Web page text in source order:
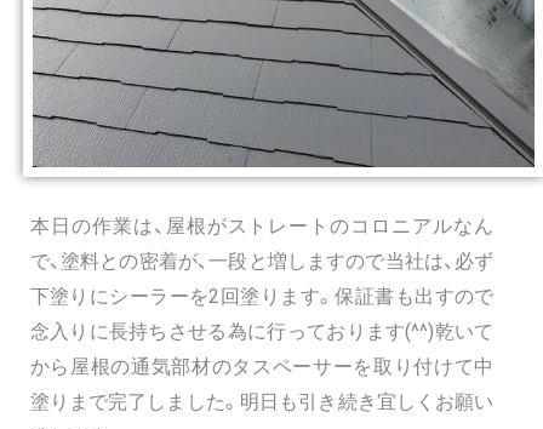
本日の作業は、屋根がストレートのコロニアルなん
で、塗料との密着が、一段と増しますので当社は、必ず
下塗りにシーラーを2回塗ります。保証書も出すので
念入りに長持ちさせる為に行っております(^^)乾いて
から屋根の通気部材のタスペーサーを取り付けて中
塗りまで完了しました。明日も引き続き宜しくお願い